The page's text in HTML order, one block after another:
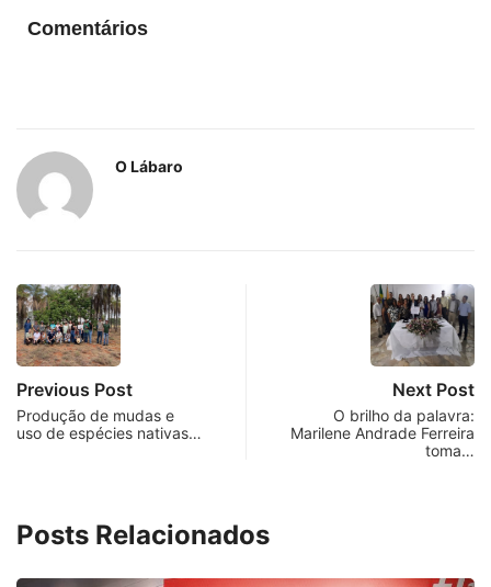
Comentários
O Lábaro
Previous Post
Produção de mudas e
uso de espécies nativas…
Next Post
O brilho da palavra:
Marilene Andrade Ferreira
toma…
Posts Relacionados